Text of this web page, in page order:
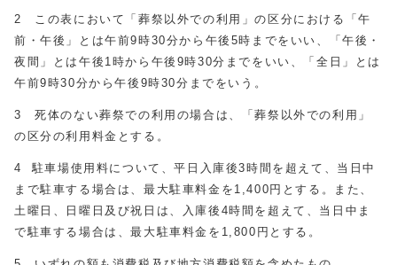
2 この表において「葬祭以外での利用」の区分における「午
前・午後」とは午前9時30分から午後5時までをいい、「午後・
夜間」とは午後1時から午後9時30分までをいい、「全日」とは
午前9時30分から午後9時30分までをいう。
3 死体のない葬祭での利用の場合は、「葬祭以外での利用」
の区分の利用料金とする。
4 駐車場使用料について、平日入庫後3時間を超えて、当日中
まで駐車する場合は、最大駐車料金を1,400円とする。また、
土曜日、日曜日及び祝日は、入庫後4時間を超えて、当日中ま
で駐車する場合は、最大駐車料金を1,800円とする。